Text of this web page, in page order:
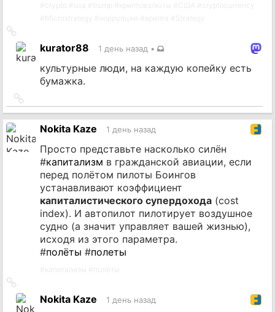
на
источникkurator88 1 день назад •
культурные люди, на каждую копейку есть
бумажка.
на
источник
Nokita Kaze 1 день назад
Просто представьте насколько силён
#капитализм в гражданской авиации, если
перед полётом пилоты Боингов
устанавливают коэффициент
капиталистического супердохода (cost
index). И автопилот пилотирует воздушное
судно (а значит управляет вашей жизнью),
исходя из этого параметра.
#полёты #полеты
на
источникNokita Kaze 1 день назад